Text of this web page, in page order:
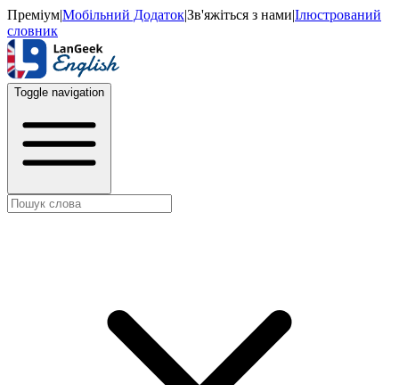
Преміум|Мобільний Додаток|Зв'яжіться з нами|Ілюстрований
словник
Toggle navigation